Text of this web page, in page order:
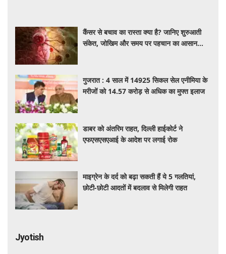
कैंसर से बचाव का रास्ता क्या है? जानिए शुरुआती
संकेत, जोखिम और समय पर पहचान का आसान
गुजरात : 4 साल में 14925 सिकल सेल एनीमिया के
मरीजों को 14.57 करोड़ से अधिक का मुफ्त इलाज
डाबर को अंतरिम राहत, दिल्ली हाईकोर्ट ने
एफएसएसएआई के आदेश पर लगाई रोक
माइग्रेन के दर्द को बढ़ा सकती हैं ये 5 गलतियां,
छोटी-छोटी आदतों में बदलाव से मिलेगी राहत
Jyotish